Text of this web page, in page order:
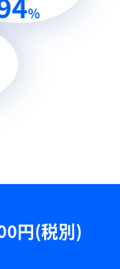
％
円(税別)